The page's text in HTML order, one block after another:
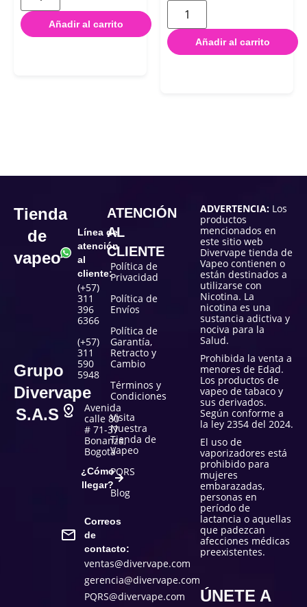
Añadir al carrito
Añadir al carrito
Tienda
de
vapeo
Grupo
Divervape
S.A.S
Línea de
atención
al
cliente:
(+57)
311
396
6366
(+57)
311
590
5948
Avenida
calle 80
# 71-37
Bonanza,
Bogotá
¿Cómo
llegar?
Correos
de
contacto:
ventas@divervape.com
gerencia@divervape.com
PQRS@divervape.com
ATENCIÓN
AL
CLIENTE
Política de
Privacidad
Política de
Envíos
Política de
Garantía,
Retracto y
Cambio
Términos y
Condiciones
Visita
Nuestra
Tienda de
Vapeo
PQRS
Blog
ADVERTENCIA: Los
productos
mencionados en
este sitio web
Divervape tienda de
Vapeo contienen o
están destinados a
utilizarse con
Nicotina. La
nicotina es una
sustancia adictiva y
nociva para la
Salud.
Prohibida la venta a
menores de Edad.
Los productos de
vapeo de tabaco y
sus derivados.
Según conforme a
la ley 2354 del 2024.
El uso de
vaporizadores está
prohibido para
mujeres
embarazadas,
personas en
período de
lactancia o aquellas
que padezcan
afecciones médicas
preexistentes.
ÚNETE A